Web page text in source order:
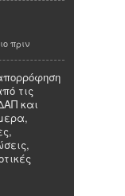
πριν
τις
και